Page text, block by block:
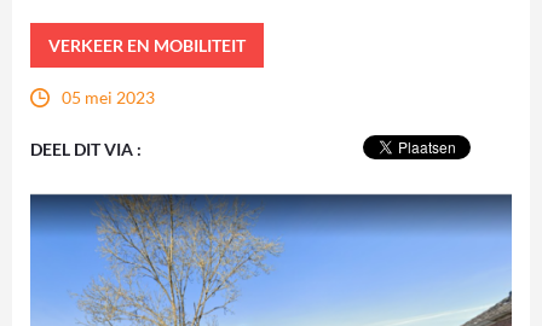
VERKEER EN MOBILITEIT
05 mei 2023
DEEL DIT VIA :